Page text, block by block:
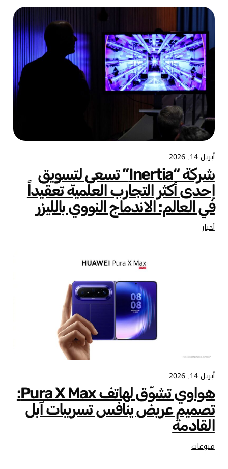
أبريل 14, 2026
شركة “Inertia” تسعى لتسويق
إحدى أكثر التجارب العلمية تعقيداً
في العالم: الاندماج النووي بالليزر
أخبار
أبريل 14, 2026
هواوي تشوّق لهاتف Pura X Max:
تصميم عريض ينافس تسريبات آبل
القادمة
منوعات